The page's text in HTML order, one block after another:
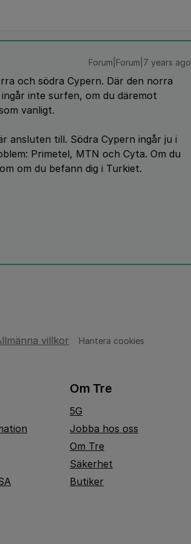
Forum|Forum|7 years ago
och södra Cypern. Där den norra
inte surfen, om du däremot
vanligt.
ansluten till. Södra Cypern ingår ju i
Primetel, MTN och Cyta. Om du
om du befann dig i Turkiet.
villkor Hantera cookies
Om Tre
5G
Jobba hos oss
Om Tre
Säkerhet
Butiker